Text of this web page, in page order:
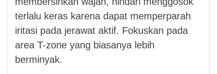
terlalu keras karena dapat memperparah
iritasi pada jerawat aktif. Fokuskan pada
area T-zone yang biasanya lebih
berminyak.